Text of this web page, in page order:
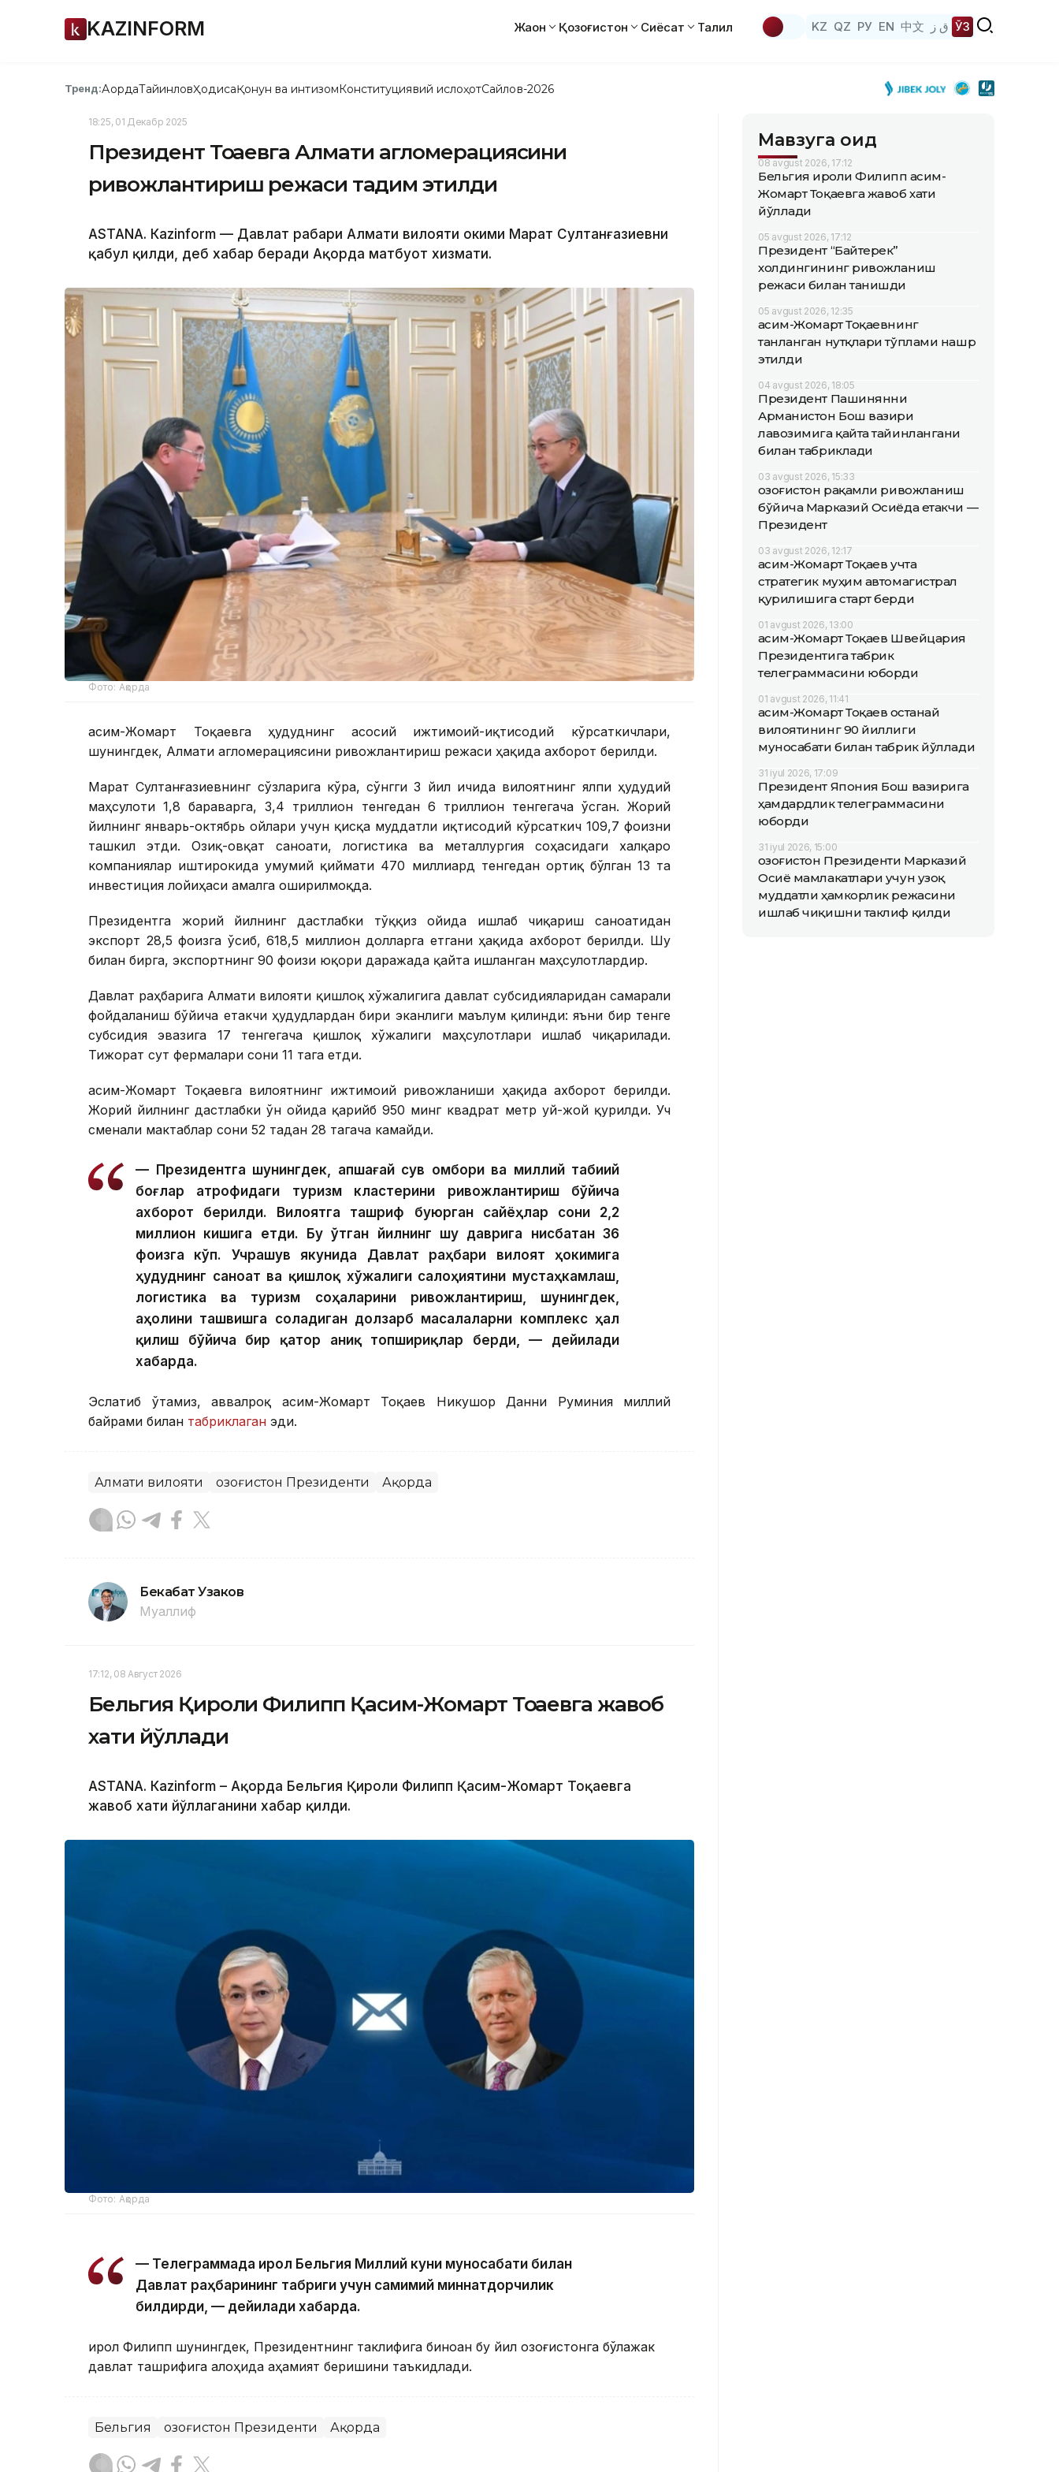
KAZINFORM Жаҳон Қозоғистон Сиёсат Таҳлил KZ QZ РУ EN 中文 ق ز ЎЗ
Тренд:АқордаТайинловҲодисаҚонун ва интизомКонституциявий ислоҳотСайлов-2026
18:25, 01 Декабр 2025
Президент Тоқаевга Алмати агломерациясини
ривожлантириш режаси тақдим этилди
ASTANА. Каzinform — Давлат раҳбари Алмати вилояти ҳокими Марат Султанғазиевни
қабул қилди, деб хабар беради Ақорда матбуот хизмати.
Фото: Ақорда
Қасим-Жомарт Тоқаевга ҳудуднинг асосий ижтимоий-иқтисодий кўрсаткичлари,
шунингдек, Алмати агломерациясини ривожлантириш режаси ҳақида ахборот берилди.
Марат Султанғазиевнинг сўзларига кўра, сўнгги 3 йил ичида вилоятнинг ялпи ҳудудий
маҳсулоти 1,8 бараварга, 3,4 триллион тенгедан 6 триллион тенгегача ўсган. Жорий
йилнинг январь-октябрь ойлари учун қисқа муддатли иқтисодий кўрсаткич 109,7 фоизни
ташкил этди. Озиқ-овқат саноати, логистика ва металлургия соҳасидаги халқаро
компаниялар иштирокида умумий қиймати 470 миллиард тенгедан ортиқ бўлган 13 та
инвестиция лойиҳаси амалга оширилмоқда.
Президентга жорий йилнинг дастлабки тўққиз ойида ишлаб чиқариш саноатидан
экспорт 28,5 фоизга ўсиб, 618,5 миллион долларга етгани ҳақида ахборот берилди. Шу
билан бирга, экспортнинг 90 фоизи юқори даражада қайта ишланган маҳсулотлардир.
Давлат раҳбарига Алмати вилояти қишлоқ хўжалигига давлат субсидияларидан самарали
фойдаланиш бўйича етакчи ҳудудлардан бири эканлиги маълум қилинди: яъни бир тенге
субсидия эвазига 17 тенгегача қишлоқ хўжалиги маҳсулотлари ишлаб чиқарилади.
Тижорат сут фермалари сони 11 тага етди.
Қасим-Жомарт Тоқаевга вилоятнинг ижтимоий ривожланиши ҳақида ахборот берилди.
Жорий йилнинг дастлабки ўн ойида қарийб 950 минг квадрат метр уй-жой қурилди. Уч
сменали мактаблар сони 52 тадан 28 тагача камайди.
— Президентга шунингдек, Қапшағай сув омбори ва миллий табиий
боғлар атрофидаги туризм кластерини ривожлантириш бўйича
ахборот берилди. Вилоятга ташриф буюрган сайёҳлар сони 2,2
миллион кишига етди. Бу ўтган йилнинг шу даврига нисбатан 36
фоизга кўп. Учрашув якунида Давлат раҳбари вилоят ҳокимига
ҳудуднинг саноат ва қишлоқ хўжалиги салоҳиятини мустаҳкамлаш,
логистика ва туризм соҳаларини ривожлантириш, шунингдек,
аҳолини ташвишга соладиган долзарб масалаларни комплекс ҳал
қилиш бўйича бир қатор аниқ топшириқлар берди, — дейилади
хабарда.
Эслатиб ўтамиз, аввалроқ Қасим-Жомарт Тоқаев Никушор Данни Руминия миллий
байрами билан табриклаган эди.
Алмати вилояти Қозоғистон Президенти Ақорда
Бекабат Узаков
Муаллиф
17:12, 08 Август 2026
Бельгия Қироли Филипп Қасим-Жомарт Тоқаевга жавоб
хати йўллади
ASTANА. Кazinform – Ақорда Бельгия Қироли Филипп Қасим-Жомарт Тоқаевга
жавоб хати йўллаганини хабар қилди.
Фото: Ақорда
— Телеграммада Қирол Бельгия Миллий куни муносабати билан
Давлат раҳбарининг табриги учун самимий миннатдорчилик
билдирди, — дейилади хабарда.
Қирол Филипп шунингдек, Президентнинг таклифига биноан бу йил Қозоғистонга бўлажак
давлат ташрифига алоҳида аҳамият беришини таъкидлади.
Бельгия Қозоғистон Президенти Ақорда
Мавзуга оид
08 avgust 2026, 17:12
Бельгия Қироли Филипп Қасим-
Жомарт Тоқаевга жавоб хати
йўллади
05 avgust 2026, 17:12
Президент “Байтерек”
холдингининг ривожланиш
режаси билан танишди
05 avgust 2026, 12:35
Қасим-Жомарт Тоқаевнинг
танланган нутқлари тўплами нашр
этилди
04 avgust 2026, 18:05
Президент Пашинянни
Арманистон Бош вазири
лавозимига қайта тайинлангани
билан табриклади
03 avgust 2026, 15:33
Қозоғистон рақамли ривожланиш
бўйича Марказий Осиёда етакчи —
Президент
03 avgust 2026, 12:17
Қасим-Жомарт Тоқаев учта
стратегик муҳим автомагистрал
қурилишига старт берди
01 avgust 2026, 13:00
Қасим-Жомарт Тоқаев Швейцария
Президентига табрик
телеграммасини юборди
01 avgust 2026, 11:41
Қасим-Жомарт Тоқаев Қостанай
вилоятининг 90 йиллиги
муносабати билан табрик йўллади
31 iyul 2026, 17:09
Президент Япония Бош вазирига
ҳамдардлик телеграммасини
юборди
31 iyul 2026, 15:00
Қозоғистон Президенти Марказий
Осиё мамлакатлари учун узоқ
муддатли ҳамкорлик режасини
ишлаб чиқишни таклиф қилди